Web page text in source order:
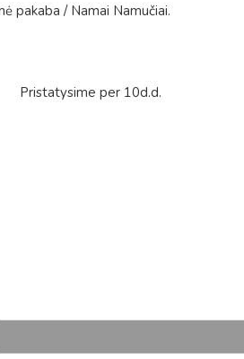
pakaba / Namai Namučiai.
Pristatysime per 10d.d.